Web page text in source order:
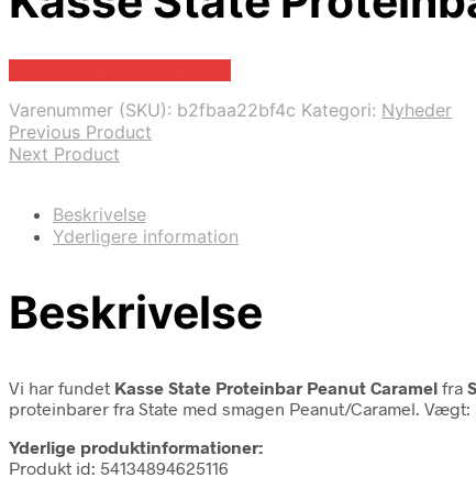
Varenummer (SKU): b2fbaa22bf4c Kategori: Nyheder
Previous Product
Next Product
Beskrivelse
Yderligere information
Beskrivelse
Vi har fundet Kasse State Proteinbar Peanut Caramel fra
proteinbarer fra State med smagen Peanut/Caramel.
Yderlige produktinformationer:
Produkt id: 54134894625116